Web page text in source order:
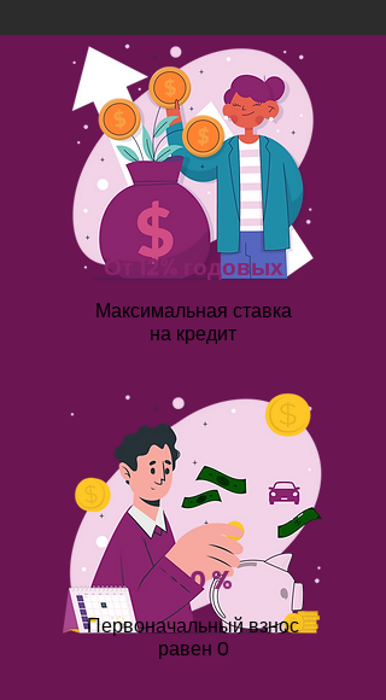
От 12% годовых
Максимальная ставка
на кредит
От 0 %
Первоначальный взнос
равен 0